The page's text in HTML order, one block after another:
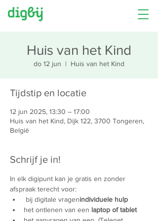
Huis van het Kind
do 12 jun
  |
Huis van het Kind
Tijdstip en locatie
12 jun 2025, 13:30 – 17:00
Huis van het Kind, Dijk 122, 3700 Tongeren,
België
Schrijf je in!
In elk digipunt kan je gratis en zonder
afspraak terecht voor:
bij digitale vragenindividuele hulp
het ontlenen van een laptop of tablet